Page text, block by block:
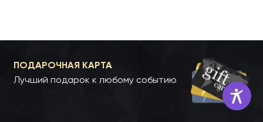
19 декабря
— 22 декабря 2026
ПОДАРОЧНАЯ КАРТА
Лучший подарок к любому событию